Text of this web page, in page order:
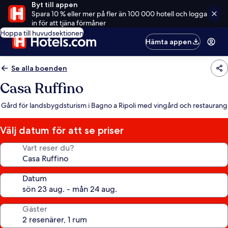
Byt till appen
Spara 10 % eller mer på fler än 100 000 hotell och logga
in för att tjäna förmåner
Hoppa till huvudsektionen
Hämta appen
Se alla boenden
Casa Ruffino
Gård för landsbygdsturism i Bagno a Ripoli med vingård och restaurang
Välj datum för att se priser
Vart reser du?
Datum
Gäster